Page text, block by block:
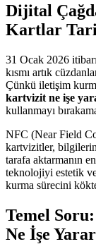
Dijital
Kartlar
31 Ocak 2026
kısmı artık
Çünkü iletişim
kartvizit ne işe
kullanmayı
NFC (Near Field
kartvizitler,
tarafa aktarmanın
teknolojiyi estetik
kurma sürecini
Temel
Ne İşe